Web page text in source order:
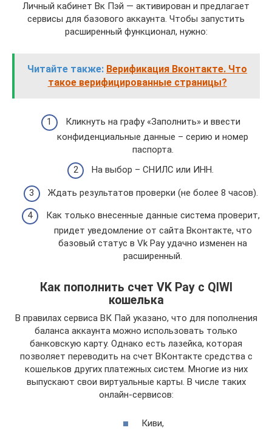
Личный кабинет Вк Пэй — активирован и предлагает
сервисы для базового аккаунта. Чтобы запустить
расширенный функционал, нужно:
Читайте также: Верификация Вконтакте. Что
такое верифицированные страницы?
Кликнуть на графу «Заполнить» и ввести
конфиденциальные данные – серию и номер
паспорта.
На выбор – СНИЛС или ИНН.
Ждать результатов проверки (не более 8 часов).
Как только внесенные данные система проверит,
придет уведомление от сайта Вконтакте, что
базовый статус в Vk Pay удачно изменен на
расширенный.
Как пополнить счет VK Pay с QIWI
кошелька
В правилах сервиса ВК Пай указано, что для пополнения
баланса аккаунта можно использовать только
банковскую карту. Однако есть лазейка, которая
позволяет переводить на счет ВКонтакте средства с
кошельков других платежных систем. Многие из них
выпускают свои виртуальные карты. В числе таких
онлайн-сервисов:
Киви,